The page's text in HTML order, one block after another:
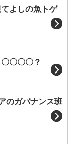
てよしの魚トゲ
〇〇〇？
のガバナンス班